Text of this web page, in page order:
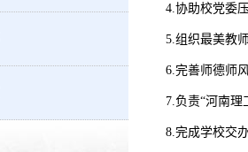
4.协助校党委
5.组织最美教
6.完善师德师
7.负责“河南
8.完成学校交